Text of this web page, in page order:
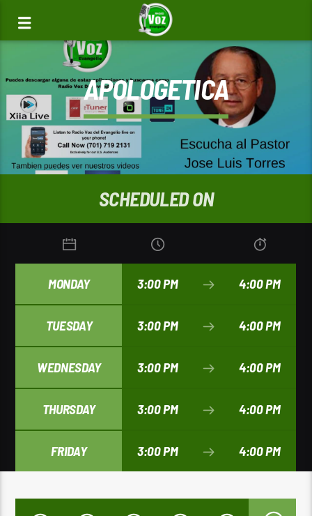
APOLOGETICA
SCHEDULED ON
MONDAY 3:00 PM 4:00 PM
TUESDAY 3:00 PM 4:00 PM
WEDNESDAY 3:00 PM 4:00 PM
THURSDAY 3:00 PM 4:00 PM
FRIDAY 3:00 PM 4:00 PM